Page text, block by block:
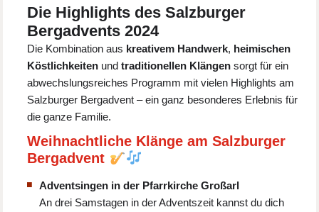
Die Highlights des Salzburger
Bergadvents 2024
Die Kombination aus kreativem Handwerk, heimischen
Köstlichkeiten undtraditionellen Klängensorgt für ein
abwechslungsreiches Programm mit vielen Highlights am
Salzburger Bergadvent – ein ganz besonderes Erlebnis für
die ganze Familie.
Weihnachtliche Klänge am Salzburger
Bergadvent
Adventsingen in der Pfarrkirche Großarl
An drei Samstagen in der Adventszeit kannst du dich